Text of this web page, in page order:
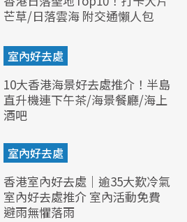
芒草/日落雲海 附交通懶人包
室內好去處
10大香港海景好去處推介！半島
直升機連下午茶/海景餐廳/海上
酒吧
室內好去處
香港室內好去處｜逾35大歎冷氣
室內好去處推介 室內活動免費
避雨無懼落雨